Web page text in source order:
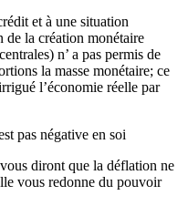
et à une situation
de la création monétaire
n’ a pas permis de
la masse monétaire; ce
l’économie réelle par
pas négative en soi
diront que la déflation ne
vous redonne du pouvoir